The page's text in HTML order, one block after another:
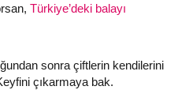
Türkiye’deki balayı
sonra çiftlerin kendilerini
çıkarmaya bak.